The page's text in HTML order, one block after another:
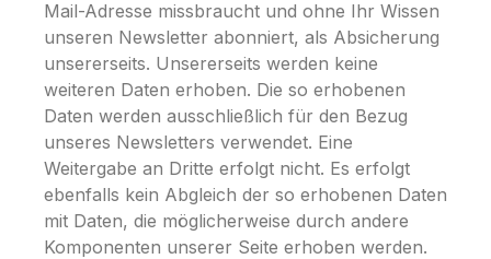
Mail-Adresse missbraucht und ohne Ihr Wissen
unseren Newsletter abonniert, als Absicherung
unsererseits. Unsererseits werden keine
weiteren Daten erhoben. Die so erhobenen
Daten werden ausschließlich für den Bezug
unseres Newsletters verwendet. Eine
Weitergabe an Dritte erfolgt nicht. Es erfolgt
ebenfalls kein Abgleich der so erhobenen Daten
mit Daten, die möglicherweise durch andere
Komponenten unserer Seite erhoben werden.